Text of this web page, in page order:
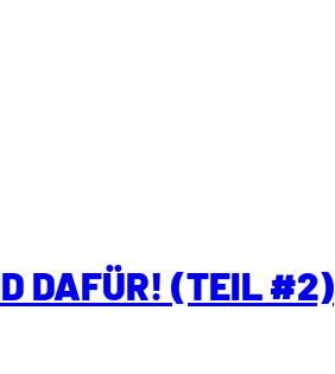
DAFÜR! (TEIL #2)